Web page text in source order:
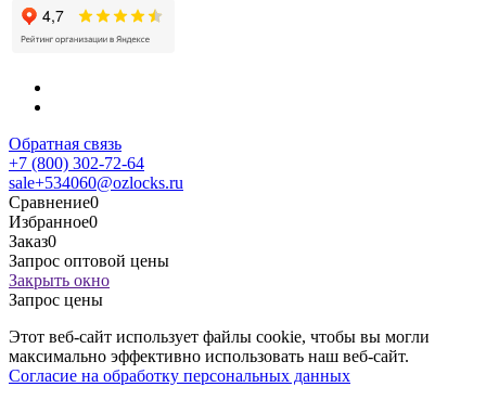
Обратная связь
+7 (800) 302-72-64
sale+534060@ozlocks.ru
Сравнение0
Избранное0
Заказ0
Запрос оптовой цены
Закрыть окно
Запрос цены
Этот веб-сайт использует файлы cookie, чтобы вы могли
максимально эффективно использовать наш веб-сайт.
Согласие на обработку персональных данных